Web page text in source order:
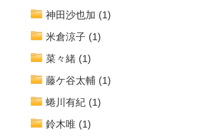
神田沙也加 (1)
米倉涼子 (1)
菜々緒 (1)
藤ケ谷太輔 (1)
蜷川有紀 (1)
鈴木唯 (1)